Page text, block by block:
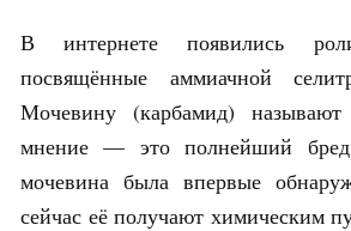
В интернете появились
посвящённые аммиачной
Мочевину (карбамид)
мнение — это полнейший бред.
мочевина была впервые
сейчас её получают химическим